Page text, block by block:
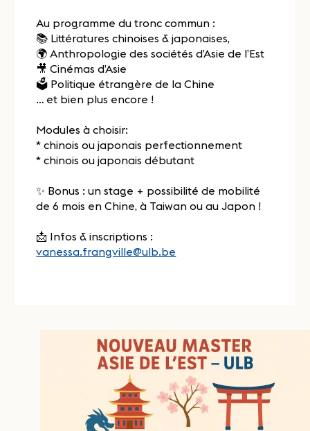
Au programme du tronc commun :
📚 Littératures chinoises & japonaises,
🌍 Anthropologie des sociétés d’Asie de l’Est
🎥 Cinémas d’Asie
🗳️ Politique étrangère de la Chine
… et bien plus encore !
Modules à choisir:
* chinois ou japonais perfectionnement
* chinois ou japonais débutant
✨ Bonus : un stage + possibilité de mobilité
de 6 mois en Chine, à Taiwan ou au Japon !
📩 Infos & inscriptions :
vanessa.frangville@ulb.be